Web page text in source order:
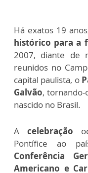
Há exatos 19
histórico para a
2007, diante de
reunidos no
capital paulista, o
Galvão,
nascido no Brasil.
A celebração
Pontífice ao
Conferência
Americano e